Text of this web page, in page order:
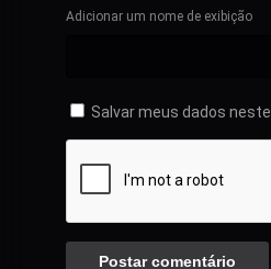
Adicionar um nome de exibição
Salvar meus dados